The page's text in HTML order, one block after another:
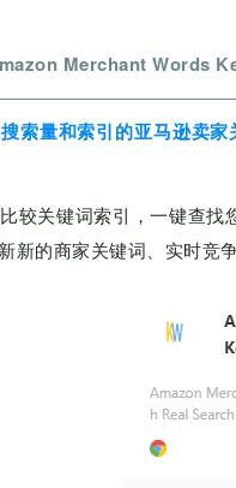
Merchant Words
索量和索引的亚马逊卖家
较关键词索引，一键查找
新的商家关键词、实时竞